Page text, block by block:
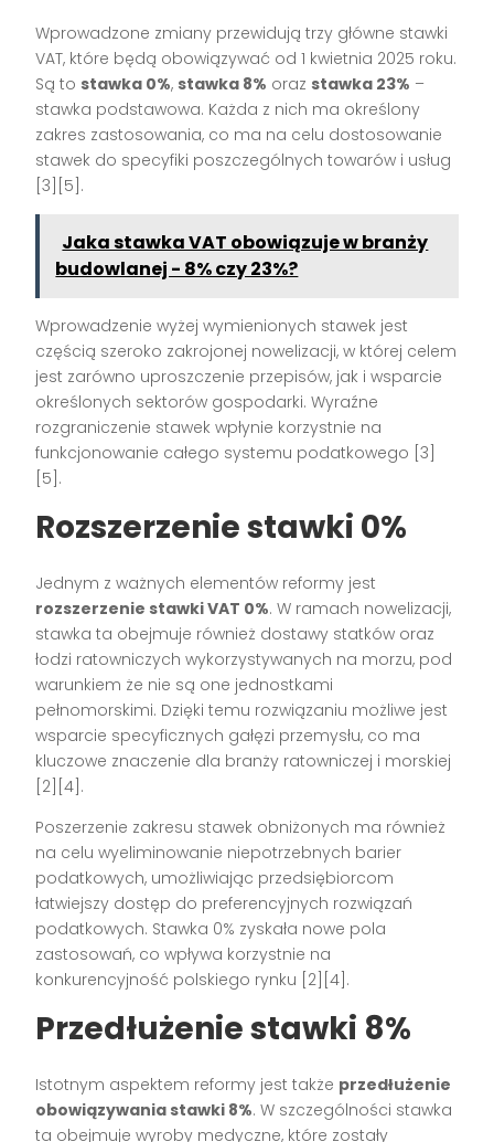
Wprowadzone zmiany przewidują trzy główne stawki
VAT, które będą obowiązywać od 1 kwietnia 2025 roku.
Są to stawka 0%, stawka 8% oraz stawka 23% –
stawka podstawowa. Każda z nich ma określony
zakres zastosowania, co ma na celu dostosowanie
stawek do specyfiki poszczególnych towarów i usług
[3][5].
Jaka stawka VAT obowiązuje w branży
budowlanej - 8% czy 23%?
Wprowadzenie wyżej wymienionych stawek jest
częścią szeroko zakrojonej nowelizacji, w której celem
jest zarówno uproszczenie przepisów, jak i wsparcie
określonych sektorów gospodarki. Wyraźne
rozgraniczenie stawek wpłynie korzystnie na
funkcjonowanie całego systemu podatkowego [3]
[5].
Rozszerzenie stawki 0%
Jednym z ważnych elementów reformy jest
rozszerzenie stawki VAT 0%. W ramach nowelizacji,
stawka ta obejmuje również dostawy statków oraz
łodzi ratowniczych wykorzystywanych na morzu, pod
warunkiem że nie są one jednostkami
pełnomorskimi. Dzięki temu rozwiązaniu możliwe jest
wsparcie specyficznych gałęzi przemysłu, co ma
kluczowe znaczenie dla branży ratowniczej i morskiej
[2][4].
Poszerzenie zakresu stawek obniżonych ma również
na celu wyeliminowanie niepotrzebnych barier
podatkowych, umożliwiając przedsiębiorcom
łatwiejszy dostęp do preferencyjnych rozwiązań
podatkowych. Stawka 0% zyskała nowe pola
zastosowań, co wpływa korzystnie na
konkurencyjność polskiego rynku [2][4].
Przedłużenie stawki 8%
Istotnym aspektem reformy jest także przedłużenie
obowiązywania stawki 8%. W szczególności stawka
ta obejmuje wyroby medyczne, które zostały